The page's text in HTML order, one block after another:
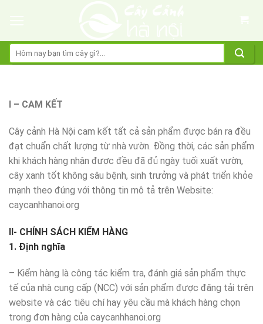
Tìm
kiếm:
I – CAM KẾT
Cây cảnh Hà Nội cam kết tất cả sản phẩm được bán ra đều
đạt chuẩn chất lượng từ nhà vườn. Đồng thời, các sản phẩm
khi khách hàng nhận được đều đã đủ ngày tuối xuất vườn,
cây xanh tốt không sâu bệnh, sinh trưởng và phát triển khỏe
mạnh theo đúng với thông tin mô tả trên Website:
caycanhhanoi.org
II- CHÍNH SÁCH KIỂM HÀNG
1. Định nghĩa
– Kiểm hàng là công tác kiểm tra, đánh giá sản phẩm thực
tế của nhà cung cấp (NCC) với sản phẩm được đăng tải trên
website và các tiêu chí hay yêu cầu mà khách hàng chọn
trong đơn hàng của caycanhhanoi.org